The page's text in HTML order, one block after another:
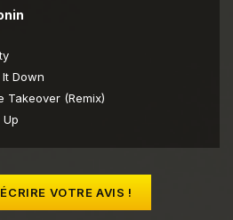
Down
Takeover (Remix)
Up
VOTRE AVIS !